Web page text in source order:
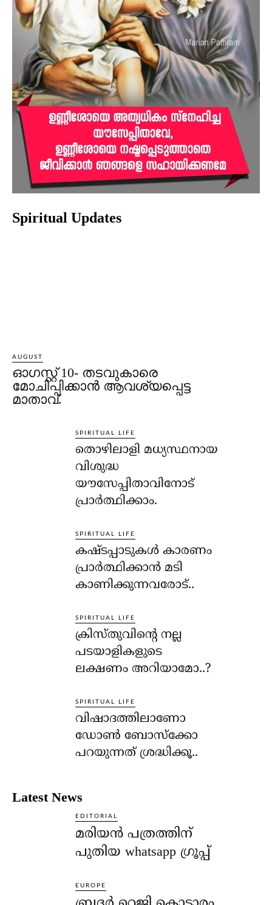
Spiritual Updates
AUGUST
ഓഗസ്റ്റ് 10- തടവുകാരെ
മോചിപ്പിക്കാന്‍ ആവശ്യപ്പെട്ട
മാതാവ്.
SPIRITUAL LIFE
തൊഴിലാളി മധ്യസ്ഥനായ
വിശുദ്ധ
യൗസേപ്പിതാവിനോട്
പ്രാര്‍ത്ഥിക്കാം.
SPIRITUAL LIFE
കഷ്ടപ്പാടുകള്‍ കാരണം
പ്രാര്‍ത്ഥിക്കാന്‍ മടി
കാണിക്കുന്നവരോട്..
SPIRITUAL LIFE
ക്രിസ്തുവിന്റെ നല്ല
പടയാളികളുടെ
ലക്ഷണം അറിയാമോ..?
SPIRITUAL LIFE
വിഷാദത്തിലാണോ
ഡോണ്‍ ബോസ്‌ക്കോ
പറയുന്നത് ശ്രദ്ധിക്കൂ..
Latest News
EDITORIAL
മരിയൻ പത്രത്തിന്
പുതിയ whatsapp ഗ്രൂപ്പ്
EUROPE